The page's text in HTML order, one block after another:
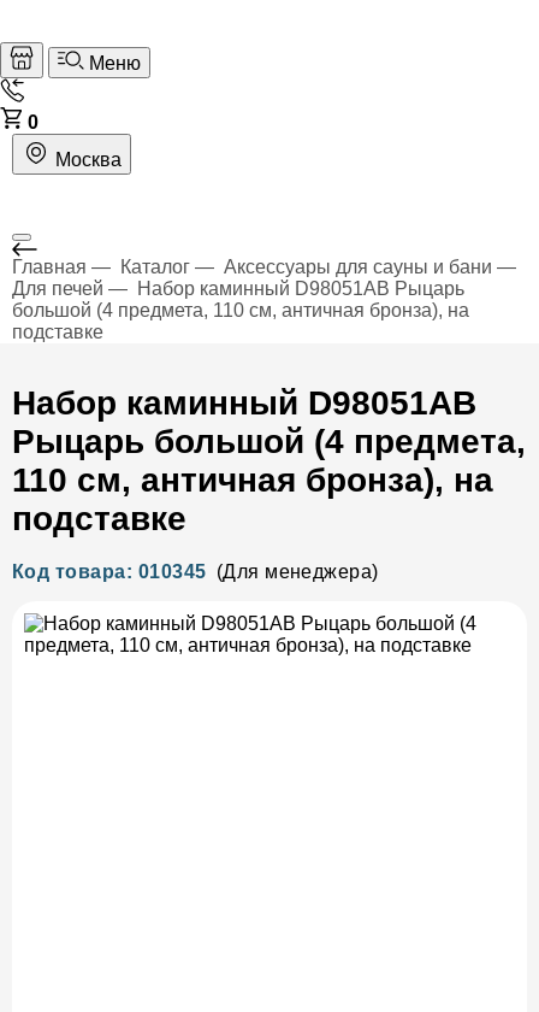
Меню
0
Москва
Главная Каталог
Аксессуары для сауны и бани
Для печей
Набор каминный D98051AB Рыцарь
большой (4 предмета, 110 см, античная бронза), на
подставке
Набор каминный D98051AB
Рыцарь большой (4 предмета,
110 см, античная бронза), на
подставке
Код товара: 010345 (Для менеджера)